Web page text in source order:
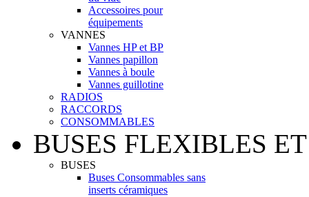
Accessoires pour
équipements
VANNES
Vannes HP et BP
Vannes papillon
Vannes à boule
Vannes guillotine
RADIOS
RACCORDS
CONSOMMABLES
BUSES FLEXIBLES
BUSES
Buses Consommables sans
inserts céramiques